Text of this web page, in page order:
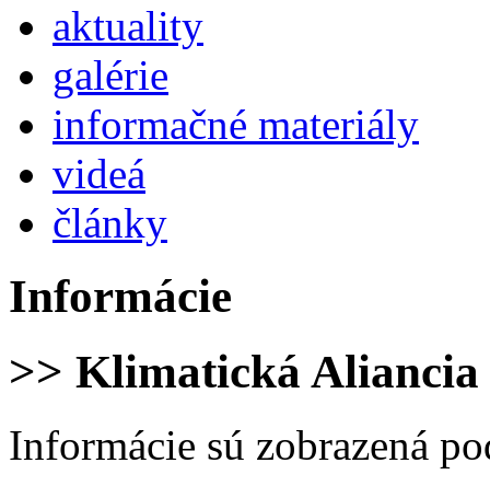
aktuality
galérie
informačné materiály
videá
články
Informácie
>> Klimatická Aliancia
Informácie sú zobrazená